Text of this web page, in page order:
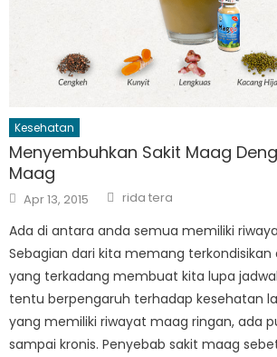
Kesehatan
Menyembuhkan Sakit Maag
Maag
Posted
on
Apr 13, 2015 Author
rida tera
Ada di antara anda semua memiliki
Sebagian dari kita memang
yang terkadang membuat kita lupa
tentu berpengaruh terhadap kesehatan
yang memiliki riwayat maag ringan, ada
sampai kronis. Penyebab sakit maag